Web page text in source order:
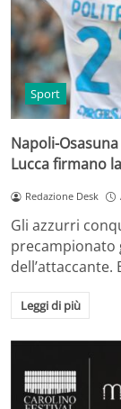
Sport
Napoli-
Lucca firmano
Redazione Desk
Gli azzurri
precampionato
Leggi di più